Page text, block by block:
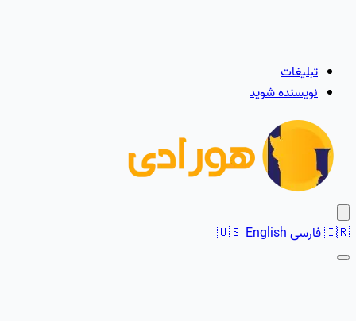
تبلیغات
نویسنده شوید
🇮🇷فارسی 🇺🇸English